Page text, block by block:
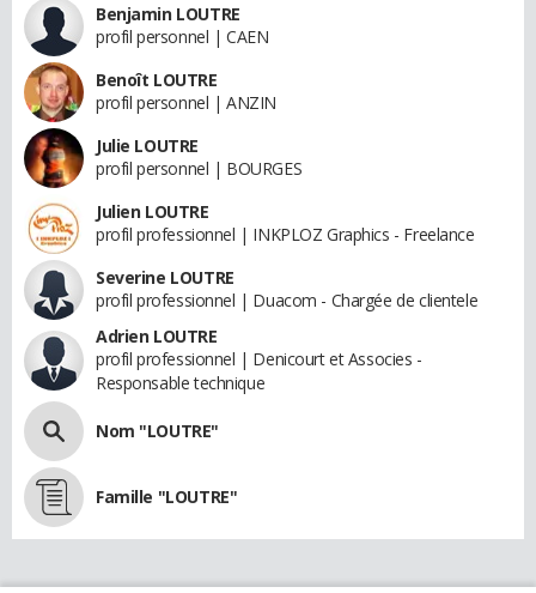
Benjamin LOUTRE
profil personnel | CAEN
Benoît LOUTRE
profil personnel | ANZIN
Julie LOUTRE
profil personnel | BOURGES
Julien LOUTRE
profil professionnel | INKPLOZ Graphics - Freelance
Severine LOUTRE
profil professionnel | Duacom - Chargée de clientele
Adrien LOUTRE
profil professionnel | Denicourt et Associes -
Responsable technique
Nom "LOUTRE"
Famille "LOUTRE"